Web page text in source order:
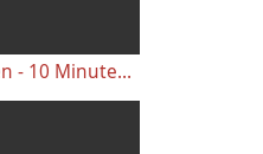
Wach am Morgen - 10 Minuten Yogastunde für Energie